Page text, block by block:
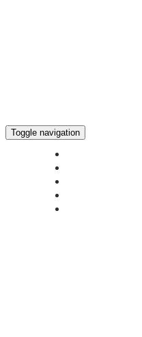
Toggle navigation